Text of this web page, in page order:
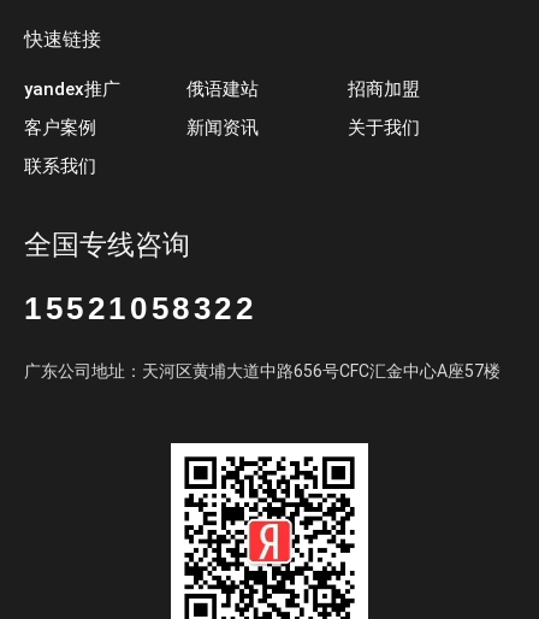
快速链接
yandex推广
客户案例
联系我们
俄语建站
新闻资讯
招商加盟
关于我们
全国专线咨询
15521058322
广东公司地址：天河区黄埔大道中路656号CFC汇金中心A座57楼